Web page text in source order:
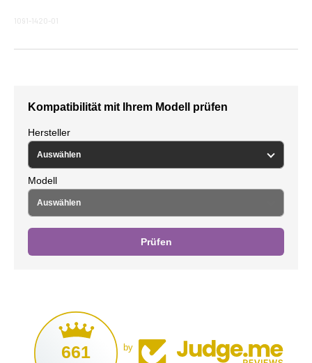
1091-1420-01
Kompatibilität mit Ihrem Modell prüfen
Hersteller
Modell
Prüfen
661 by